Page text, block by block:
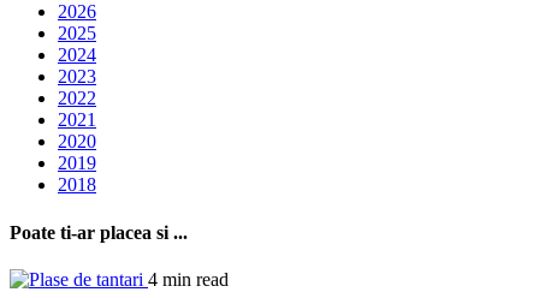
2026
2025
2024
2023
2022
2021
2020
2019
2018
Poate ti-ar placea si ...
4 min read